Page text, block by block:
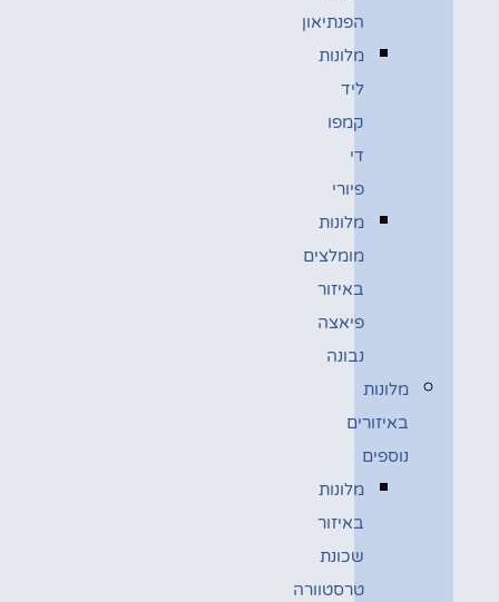
הפנתיאון
מלונות
ליד
קמפו
די
פיורי
מלונות
מומלצים
באיזור
פיאצה
נבונה
מלונות
באיזורים
נוספים
מלונות
באיזור
שכונת
טרסטוורה